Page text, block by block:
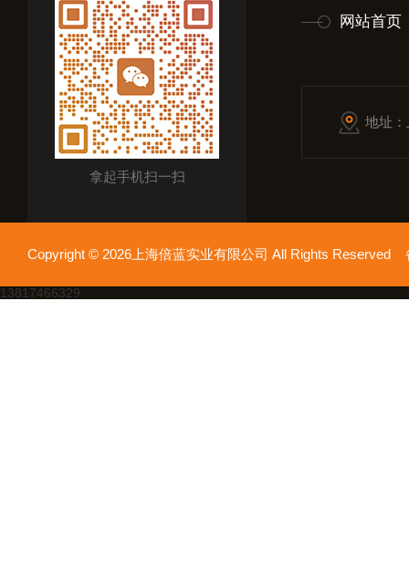
拿起手机扫一扫
网站首页
地址
Copyright © 2026上海倍蓝实业有限公司 All Rights Reserved
13817466329